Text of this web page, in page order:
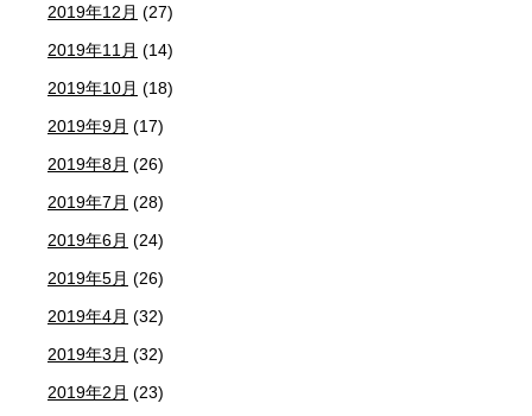
2019年12月 (27)
2019年11月 (14)
2019年10月 (18)
2019年9月 (17)
2019年8月 (26)
2019年7月 (28)
2019年6月 (24)
2019年5月 (26)
2019年4月 (32)
2019年3月 (32)
2019年2月 (23)